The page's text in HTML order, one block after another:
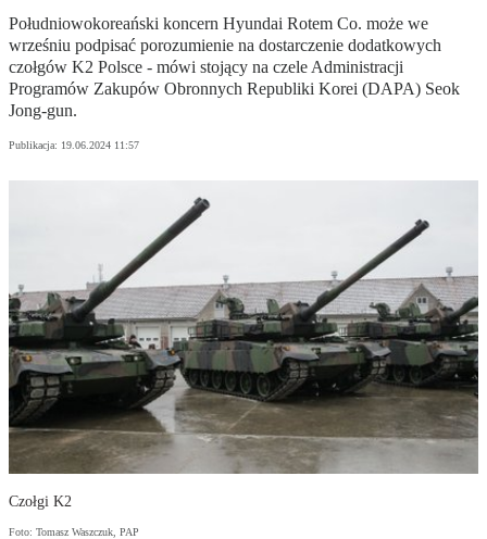
Południowokoreański koncern Hyundai Rotem Co. może we
wrześniu podpisać porozumienie na dostarczenie dodatkowych
czołgów K2 Polsce - mówi stojący na czele Administracji
Programów Zakupów Obronnych Republiki Korei (DAPA) Seok
Jong-gun.
Publikacja: 19.06.2024 11:57
Czołgi K2
Foto: Tomasz Waszczuk, PAP